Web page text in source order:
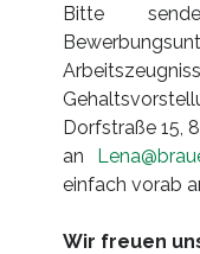
Bitte
Dorfstraße 15,
an
einfach vorab
Wir freuen